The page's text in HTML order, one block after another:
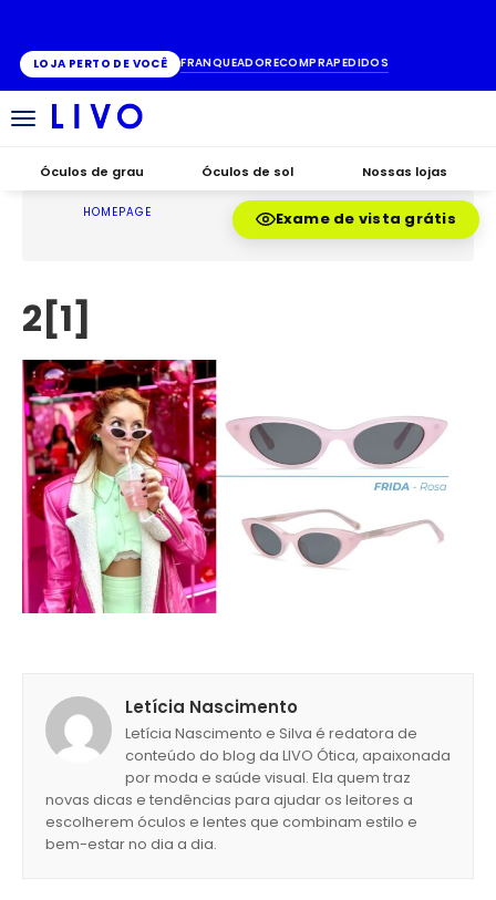
LOJA PERTO DE VOCÊ FRANQUEADORECOMPRAPEDIDOS
Alternar
Óculos de grau Óculos de sol Nossas lojas
Exame de vista grátis
HOMEPAGE
2[1]
Letícia Nascimento
Letícia Nascimento e Silva é redatora de
conteúdo do blog da LIVO Ótica, apaixonada
por moda e saúde visual. Ela quem traz
novas dicas e tendências para ajudar os leitores a
escolherem óculos e lentes que combinam estilo e
bem-estar no dia a dia.